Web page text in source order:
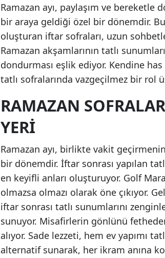
Ramazan ayı, paylaşım ve
bir araya geldiği özel bir dönemdir.
oluşturan iftar sofraları, uzun
Ramazan akşamlarının tatlı
dondurması eşlik ediyor. Kendine has
tatlı sofralarında vazgeçilmez bir rol
RAMAZAN
YERI
Ramazan ayı, birlikte vakit
bir dönemdir. İftar sonrası yapılan
en keyifli anları oluşturuyor. Golf
olmazsa olmazı olarak öne çıkıyor.
iftar sonrası tatlı sunumlarını
sunuyor. Misafirlerin gönlünü
alıyor. Sade lezzeti, hem ev yapımı
alternatif sunarak, her ikram anına